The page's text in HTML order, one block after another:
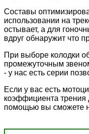
Составы
использовании на
остывает, а для
вдруг обнаружит что
При выборе колодки
промежуточным
- у нас есть серии
Если у вас есть
коэффициента трения
помощью вы сможете